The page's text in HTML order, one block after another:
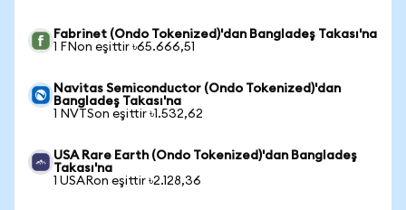
Fabrinet (Ondo Tokenized)'dan Bangladeş Takası'na
1 FNon eşittir ৳65.666,51
Navitas Semiconductor (Ondo Tokenized)'dan
Bangladeş Takası'na
1 NVTSon eşittir ৳1.532,62
USA Rare Earth (Ondo Tokenized)'dan Bangladeş
Takası'na
1 USARon eşittir ৳2.128,36